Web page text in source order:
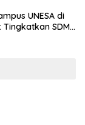
UNESA di
Tingkatkan SDM